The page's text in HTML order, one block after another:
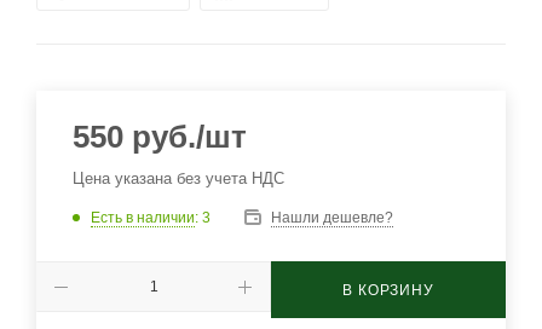
550 руб./шт
Цена указана без учета НДС
Есть в наличии: 3 Нашли дешевле?
В КОРЗИНУ